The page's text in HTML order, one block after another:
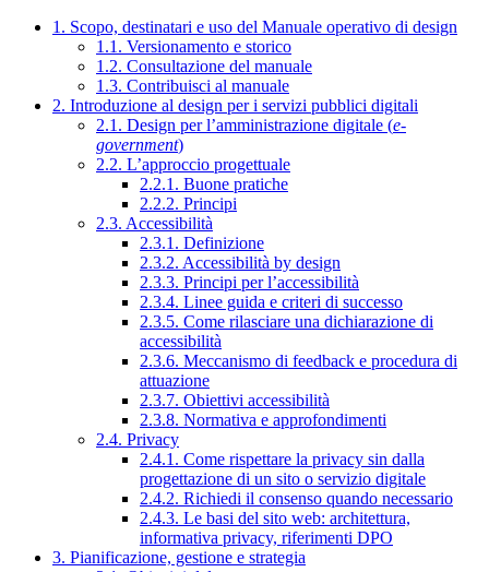
1. Scopo, destinatari e uso del Manuale operativo di design
1.1. Versionamento e storico
1.2. Consultazione del manuale
1.3. Contribuisci al manuale
2. Introduzione al design per i servizi pubblici digitali
2.1. Design per l’amministrazione digitale (e-
government)
2.2. L’approccio progettuale
2.2.1. Buone pratiche
2.2.2. Principi
2.3. Accessibilità
2.3.1. Definizione
2.3.2. Accessibilità by design
2.3.3. Principi per l’accessibilità
2.3.4. Linee guida e criteri di successo
2.3.5. Come rilasciare una dichiarazione di
accessibilità
2.3.6. Meccanismo di feedback e procedura di
attuazione
2.3.7. Obiettivi accessibilità
2.3.8. Normativa e approfondimenti
2.4. Privacy
2.4.1. Come rispettare la privacy sin dalla
progettazione di un sito o servizio digitale
2.4.2. Richiedi il consenso quando necessario
2.4.3. Le basi del sito web: architettura,
informativa privacy, riferimenti DPO
3. Pianificazione, gestione e strategia